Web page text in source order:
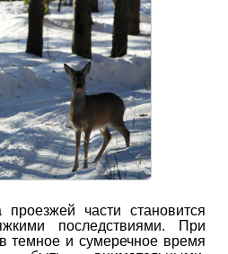
части становится
последствиями. При
темное и сумеречное время